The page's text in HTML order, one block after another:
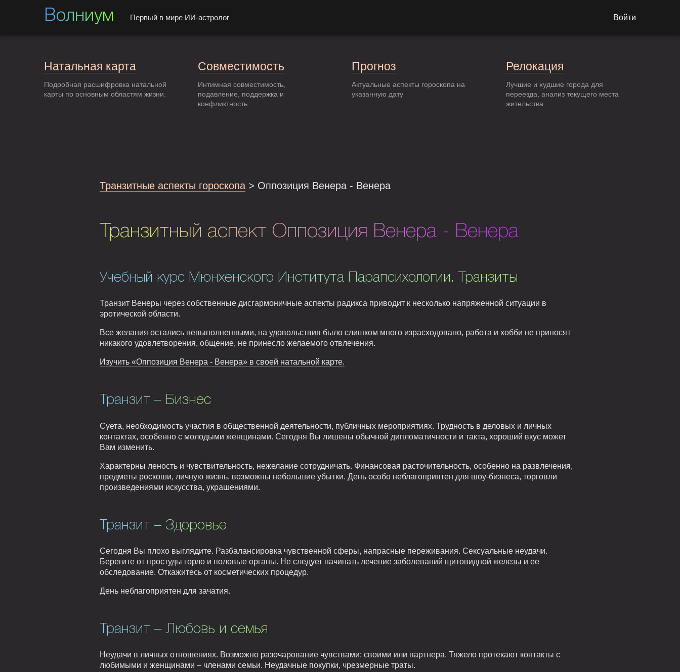
Волниум Первый в мире ИИ-астролог Войти
Натальная карта
Подробная расшифровка натальной
карты по основным областям жизни.
Совместимость
Интимная совместимость,
подавление, поддержка и
конфликтность
Прогноз
Актуальные аспекты гороскопа на
указанную дату
Релокация
Лучшие и худшие города для
переезда, анализ текущего места
жительства
Транзитные аспекты гороскопа > Оппозиция Венера - Венера
Транзитный аспект Оппозиция Венера - Венера
Учебный курс Мюнхенского Института Парапсихологии. Транзиты
Транзит Венеры через собственные дисгармоничные аспекты радикса приводит к несколько напряженной ситуации в
эротической области.
Все желания остались невыполненными, на удовольствия было слишком много израсходовано, работа и хобби не приносят
никакого удовлетворения, общение, не принесло желаемого отвлечения.
Изучить «Оппозиция Венера - Венера» в своей натальной карте.
Транзит – Бизнес
Суета, необходимость участия в общественной деятельности, публичных мероприятиях. Трудность в деловых и личных
контактах, особенно с молодыми женщинами. Сегодня Вы лишены обычной дипломатичности и такта, хороший вкус может
Вам изменить.
Характерны леность и чувствительность, нежелание сотрудничать. Финансовая расточительность, особенно на развлечения,
предметы роскоши, личную жизнь, возможны небольшие убытки. День особо неблагоприятен для шоу-бизнеса, торговли
произведениями искусства, украшениями.
Транзит – Здоровье
Сегодня Вы плохо выглядите. Разбалансировка чувственной сферы, напрасные переживания. Сексуальные неудачи.
Берегите от простуды горло и половые органы. Не следует начинать лечение заболеваний щитовидной железы и ее
обследование. Откажитесь от косметических процедур.
День неблагоприятен для зачатия.
Транзит – Любовь и семья
Неудачи в личных отношениях. Возможно разочарование чувствами: своими или партнера. Тяжело протекают контакты с
любимыми и женщинами – членами семьи. Неудачные покупки, чрезмерные траты.